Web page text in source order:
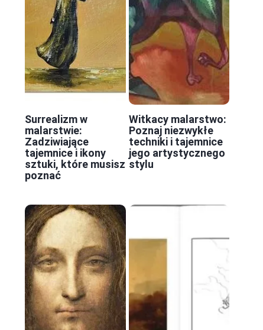
Surrealizm w
malarstwie:
Zadziwiające
tajemnice i ikony
sztuki, które musisz
poznać
Witkacy malarstwo:
Poznaj niezwykłe
techniki i tajemnice
jego artystycznego
stylu